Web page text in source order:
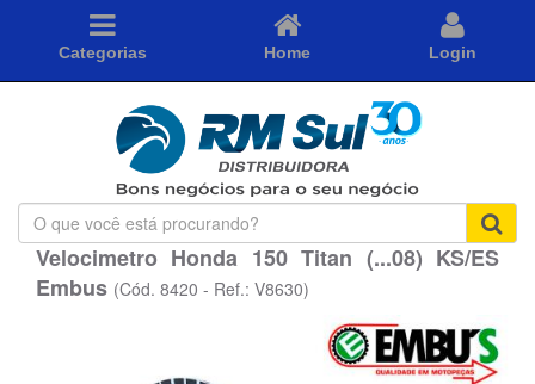
Categorias Home Login
O
que
você
está
Velocimetro Honda 150 Titan (...08) KS/ES
Embus (Cód. 8420 - Ref.: V8630)